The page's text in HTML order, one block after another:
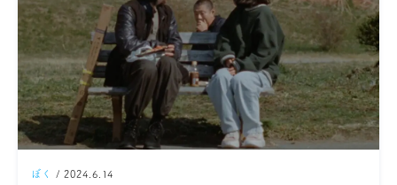
ぼく / 2024.6.14